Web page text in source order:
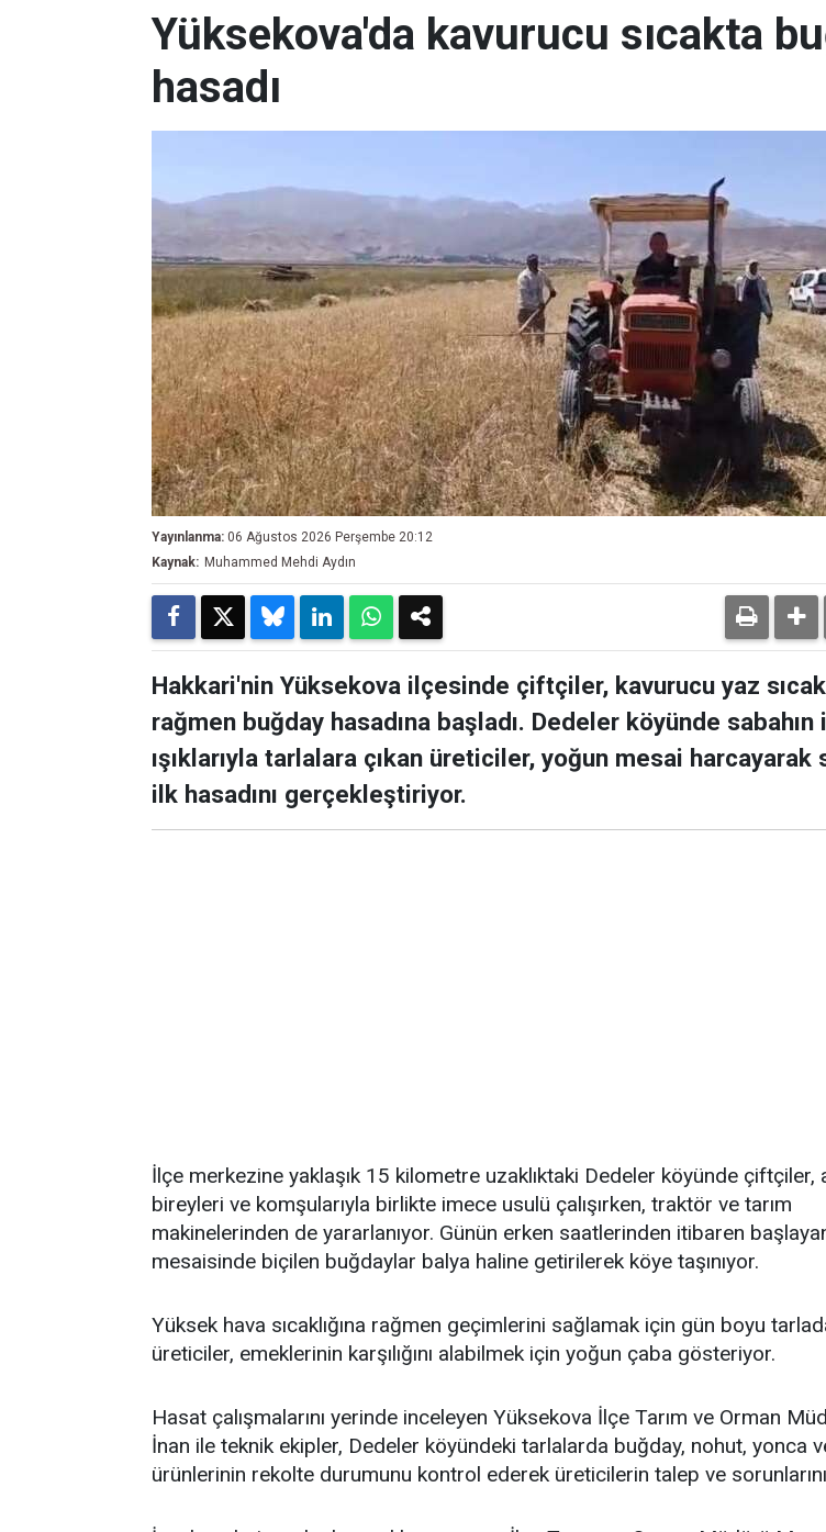
Yüksekova'da kavurucu sıcakta
hasadı
Yayınlanma: 06 Ağustos 2026 Perşembe 20:12
Kaynak: Muhammed Mehdi Aydın
Hakkari'nin Yüksekova ilçesinde çiftçiler, kavurucu yaz
rağmen buğday hasadına başladı. Dedeler köyünde sabahın
ışıklarıyla tarlalara çıkan üreticiler, yoğun mesai harcayarak
ilk hasadını gerçekleştiriyor.
İlçe merkezine yaklaşık 15 kilometre uzaklıktaki Dedeler köyünde çiftçiler,
bireyleri ve komşularıyla birlikte imece usulü çalışırken, traktör ve tarım
makinelerinden de yararlanıyor. Günün erken saatlerinden itibaren
mesaisinde biçilen buğdaylar balya haline getirilerek köye taşınıyor.
Yüksek hava sıcaklığına rağmen geçimlerini sağlamak için gün boyu
üreticiler, emeklerinin karşılığını alabilmek için yoğun çaba gösteriyor.
Hasat çalışmalarını yerinde inceleyen Yüksekova İlçe Tarım ve Orman
İnan ile teknik ekipler, Dedeler köyündeki tarlalarda buğday, nohut, yonca
ürünlerinin rekolte durumunu kontrol ederek üreticilerin talep ve